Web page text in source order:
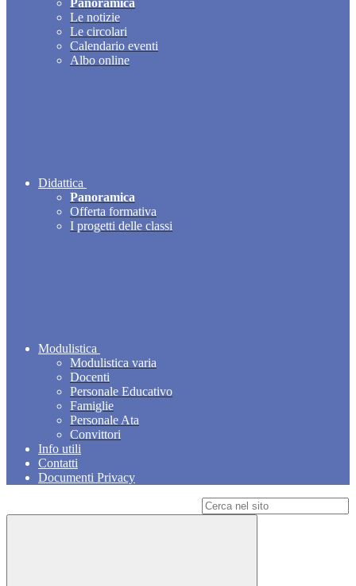
Panoramica
Le notizie
Le circolari
Calendario eventi
Albo online
Didattica
Panoramica
Offerta formativa
I progetti delle classi
Modulistica
Modulistica varia
Docenti
Personale Educativo
Famiglie
Personale Ata
Convittori
Info utili
Contatti
Documenti Privacy